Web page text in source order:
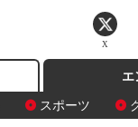
エ
スポーツ
X